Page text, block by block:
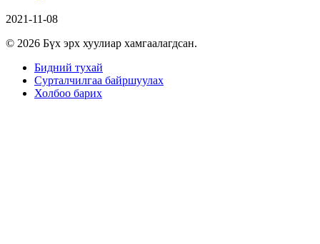
2021-11-08
© 2026 Бүх эрх хуулиар хамгаалагдсан.
Бидний тухай
Сурталчилгаа байршуулах
Холбоо барих